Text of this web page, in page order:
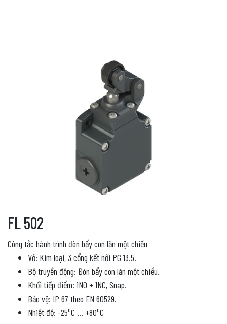
FL 502
Công tắc hành trình đòn bẩy con lăn một chiều
Vỏ: Kim loại, 3 cổng kết nối PG 13.5.
Bộ truyền động: Đòn bẩy con lăn một chiều.
Khối tiếp điểm: 1NO + 1NC, Snap.
Bảo vệ: IP 67 theo EN 60529.
Nhiệt độ: -25oC … +80oC